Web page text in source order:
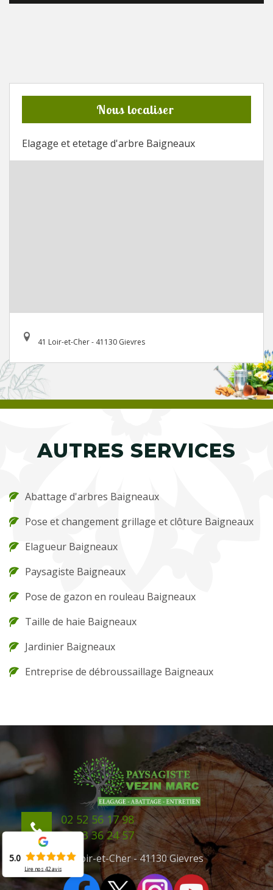
Nous localiser
Elagage et etetage d'arbre Baigneaux
41 Loir-et-Cher - 41130 Gievres
AUTRES SERVICES
Abattage d'arbres Baigneaux
Pose et changement grillage et clôture Baigneaux
Elagueur Baigneaux
Paysagiste Baigneaux
Pose de gazon en rouleau Baigneaux
Taille de haie Baigneaux
Jardinier Baigneaux
Entreprise de débroussaillage Baigneaux
02 52 56 17 98
06 43 36 24 57
41 Loir-et-Cher - 41130 Gievres
5.0
Lire nos 42avis